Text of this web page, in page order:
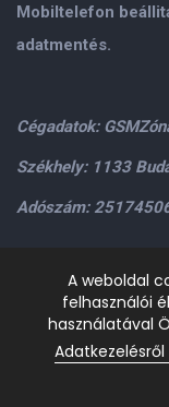
Mobiltelefon
adatmentés.
Cégadatok:
Székhely: 1133
Adószám:
Személyes
H-P: 9.00-
A weboldal
felhasználói
használatával